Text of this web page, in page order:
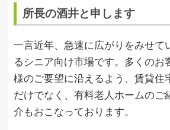
所長の酒井と申します
一言近年、急速に広がりをみせて
るシニア向け市場です。多くのお
様のご要望に沿えるよう、賃貸住
だけでなく、有料老人ホームのご
介もおこなっております。